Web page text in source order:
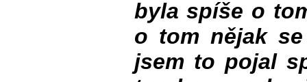
byla spíše o
o tom nějak
jsem to pojal